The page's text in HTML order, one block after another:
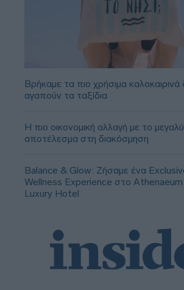
Βρήκαμε τα πιο χρήσιμα
αγαπούν τα ταξίδια
Η πιο οικονομική αλλαγή με το
αποτέλεσμα στη διακόσμηση
Balance & Glow: Ζήσαμε ένα
Wellness Experience στο Athenaeum
Luxury Hotel